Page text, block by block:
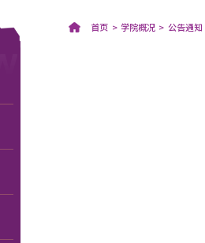
首页 学院概况 公告通知